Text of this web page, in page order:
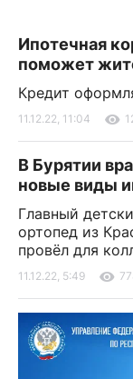
Ипотечная
поможет
Кредит
11.12.22, 11:04
В Бурятии
новые виды
Главный
ортопед из
провёл для
11.12.22, 5:49